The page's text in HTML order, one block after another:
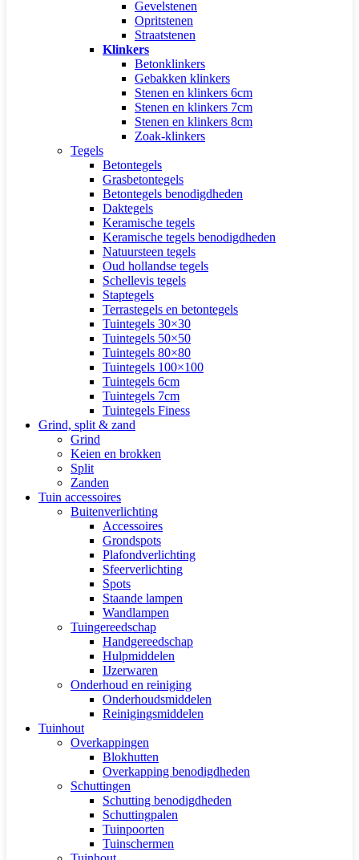
Gevelstenen
Opritstenen
Straatstenen
Klinkers
Betonklinkers
Gebakken klinkers
Stenen en klinkers 6cm
Stenen en klinkers 7cm
Stenen en klinkers 8cm
Zoak-klinkers
Tegels
Betontegels
Grasbetontegels
Betontegels benodigdheden
Daktegels
Keramische tegels
Keramische tegels benodigdheden
Natuursteen tegels
Oud hollandse tegels
Schellevis tegels
Staptegels
Terrastegels en betontegels
Tuintegels 30×30
Tuintegels 50×50
Tuintegels 80×80
Tuintegels 100×100
Tuintegels 6cm
Tuintegels 7cm
Tuintegels Finess
Grind, split & zand
Grind
Keien en brokken
Split
Zanden
Tuin accessoires
Buitenverlichting
Accessoires
Grondspots
Plafondverlichting
Sfeerverlichting
Spots
Staande lampen
Wandlampen
Tuingereedschap
Handgereedschap
Hulpmiddelen
IJzerwaren
Onderhoud en reiniging
Onderhoudsmiddelen
Reinigingsmiddelen
Tuinhout
Overkappingen
Blokhutten
Overkapping benodigdheden
Schuttingen
Schutting benodigdheden
Schuttingpalen
Tuinpoorten
Tuinschermen